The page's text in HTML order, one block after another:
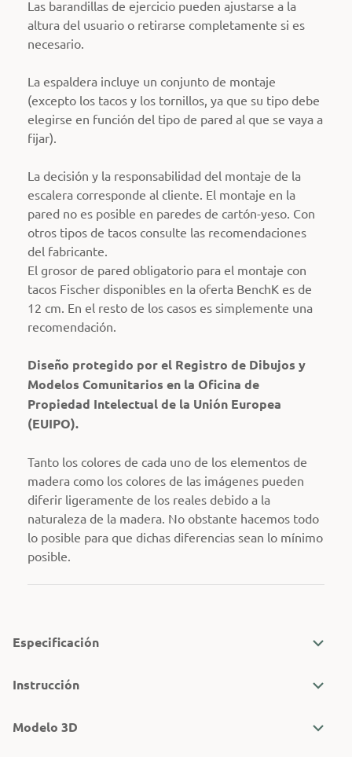
Las barandillas de ejercicio pueden ajustarse a la
altura del usuario o retirarse completamente si es
necesario.
La espaldera incluye un conjunto de montaje
(excepto los tacos y los tornillos, ya que su tipo debe
elegirse en función del tipo de pared al que se vaya a
fijar).
La decisión y la responsabilidad del montaje de la
escalera corresponde al cliente. El montaje en la
pared no es posible en paredes de cartón-yeso. Con
otros tipos de tacos consulte las recomendaciones
del fabricante.
El grosor de pared obligatorio para el montaje con
tacos Fischer disponibles en la oferta BenchK es de
12 cm. En el resto de los casos es simplemente una
recomendación.
Diseño protegido por el Registro de Dibujos y
Modelos Comunitarios en la Oficina de
Propiedad Intelectual de la Unión Europea
(EUIPO).
Tanto los colores de cada uno de los elementos de
madera como los colores de las imágenes pueden
diferir ligeramente de los reales debido a la
naturaleza de la madera. No obstante hacemos todo
lo posible para que dichas diferencias sean lo mínimo
posible.
Especificación
Instrucción
Modelo 3D